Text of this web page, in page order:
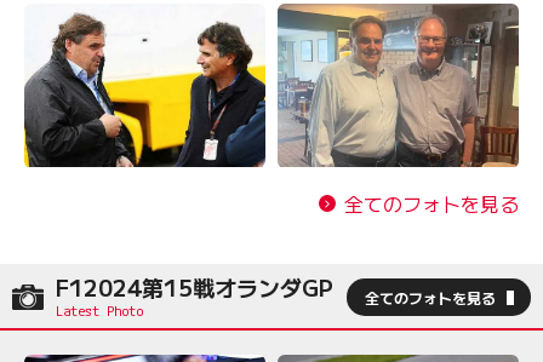
全てのフォトを見る
F12024第15戦オランダGP 全てのフォトを見る